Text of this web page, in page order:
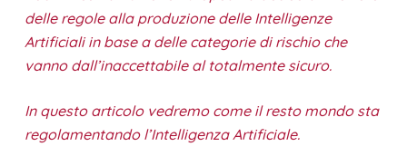
delle regole alla produzione delle Intelligenze
Artificiali in base a delle categorie di rischio che
vanno dall’inaccettabile al totalmente sicuro.
In questo articolo vedremo come il resto mondo sta
regolamentando l’Intelligenza Artificiale.